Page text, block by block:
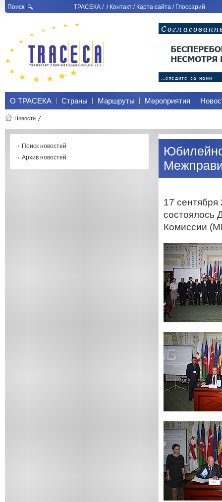
Поиск ТРАСЕКА/ /Контакт/Карта сайта/Глоссарий
О ТРАСЕКА Страны Маршруты Мероприятия
Новости
Поиск новостей
Архив новостей
17 сентября
состоялось
Комиссии